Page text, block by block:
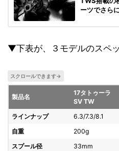
ーツでさら
▼下表が、３モデルのスペ
製品名
17タトゥーラ
SV TW
ラインナップ
6.3/7.3/8.1
自重
200g
スプール径
33mm